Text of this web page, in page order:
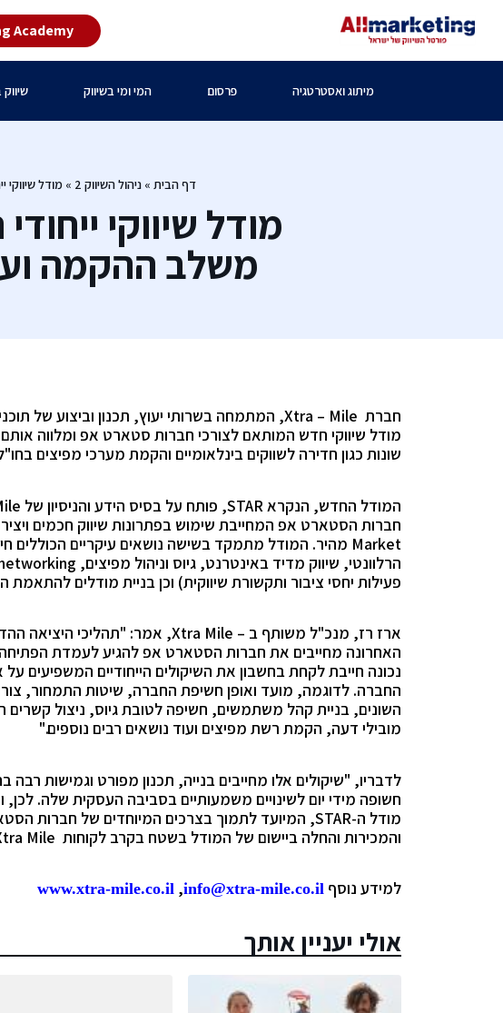
Academy
מיתוג ואסטרטגיה פרסום המי ומי בשיווק
דף הבית » ניהול השיווק 2 » מודל
מודל שיווקי
משלב ההקמה
חברת Xtra – Mile, המתמחה בשרותי יעוץ, תכנון וביצוע של
מודל שיווקי חדש המותאם לצורכי חברות סטארט אפ ומלווה
שונות כגון חדירה לשווקים בינלאומיים והקמת מערכי מפיצים
המודל החדש, הנקראSTAR, פותח על בסיס הידע והניסיון של
חברות הסטארט אפ המחייבת שימוש בפתרונות שיווק חכמים
Market מהיר. המודל מתמקד בשישה נושאים עיקריים הכוללים
הרלוונטי, שיווק מדיד באינטרנט, גיוס וניהול מפיצים,
פעילות יחסי ציבור ותקשורת שיווקית) וכן בניית מודלים להתאמת
ארז רז, מנכ"ל משותף ב – Xtra Mile, אמר: "תהליכי היציאה
האחרונה מחייבים את חברות הסטארט אפ להגיע לעמדת
נכונה חייבת לקחת בחשבון את השיקולים הייחודיים המשפיעים על
החברה. לדוגמה, מועד ואופן חשיפת החברה, שיטות התמחור,
השונים, בניית קהל משתמשים, חשיפה לטובת גיוס, ניצול קשרים
מובילי דעה, הקמת רשת מפיצים ועוד נושאים רבים נוספים."
לדבריו, "שיקולים אלו מחייבים בנייה, תכנון מפורט וגמישות
חשופה מידי יום לשינויים משמעותיים בסביבה העסקית שלה. לכן,
מודל ה-STAR, המיועד לתמוך בצרכים המיוחדים של חברות
והמכירות והחלה ביישום של המודל בשטח בקרב לקוחות Mile
למידע נוסף info@xtra-mile.co.il
,
www.xtra-mile.co.il
אולי יעניין אותך